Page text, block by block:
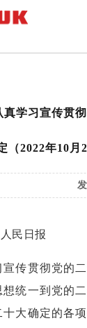
真学习宣传贯
（2022年10月
民日报
贯彻党的二
想统一到党的
大确定的各